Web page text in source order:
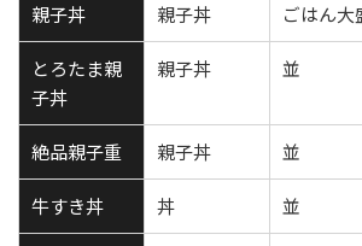
親子丼 親子丼 ごはん大
とろたま親
子丼
親子丼 並
絶品親子重 親子丼 並
牛すき丼 丼 並